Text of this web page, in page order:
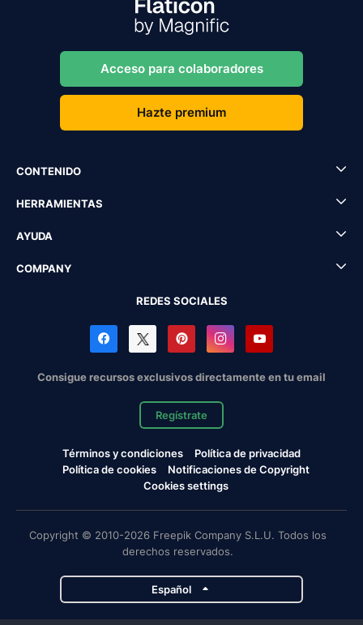
Acceso para colaboradores
Hazte premium
CONTENIDO
HERRAMIENTAS
AYUDA
COMPANY
REDES SOCIALES
Consigue recursos exclusivos directamente en tu email
Regístrate
Términos y condiciones
Política de privacidad
Política de cookies
Notificaciones de Copyright
Cookies settings
Copyright © 2010-2026 Freepik Company S.L.U. Todos los
derechos reservados.
Español